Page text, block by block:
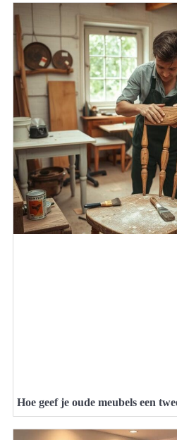
Hoe geef je oude meubels een